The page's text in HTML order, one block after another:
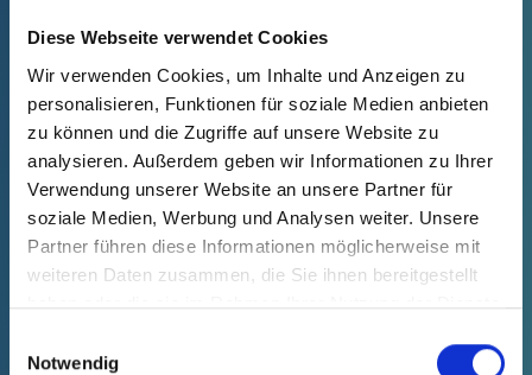
Diese Webseite verwendet Cookies
Wir verwenden Cookies, um Inhalte und Anzeigen zu
personalisieren, Funktionen für soziale Medien anbieten
zu können und die Zugriffe auf unsere Website zu
analysieren. Außerdem geben wir Informationen zu Ihrer
Verwendung unserer Website an unsere Partner für
soziale Medien, Werbung und Analysen weiter. Unsere
Partner führen diese Informationen möglicherweise mit
weiteren Daten zusammen, die Sie ihnen bereitgestellt
haben oder die sie im Rahmen Ihrer Nutzung der Dienste
Notwendig
Product Price
on request
Selection
--
Quantity (pcs.)
--
NON-BINDING OFFER
AVAILABLE SOON